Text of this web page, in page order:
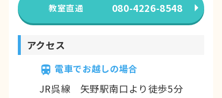
教室直通 080-4226-8548
アクセス
電車でお越しの場合
JR呉線 矢野駅南口より徒歩5分